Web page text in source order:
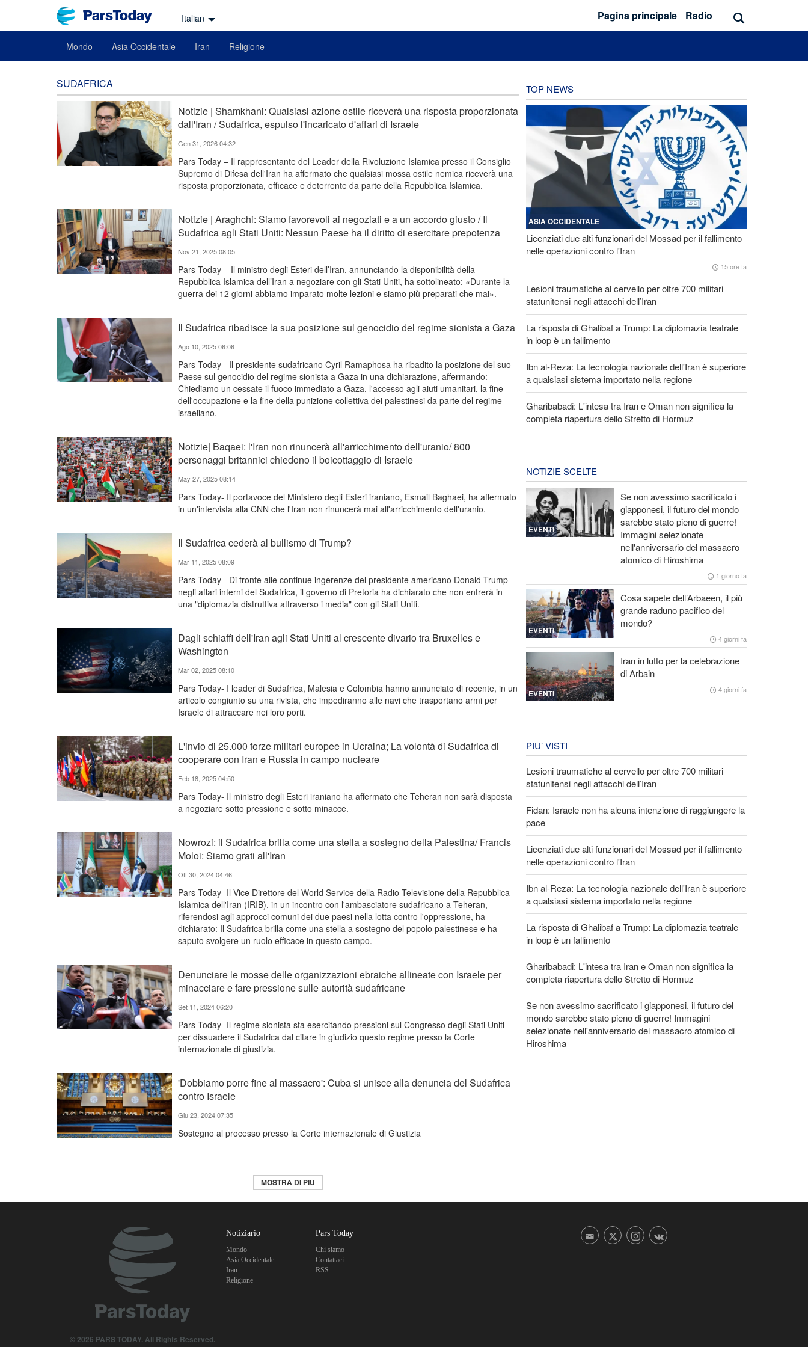
Italian Pagina principale Radio
Mondo Asia Occidentale Iran Religione
SUDAFRICA
Notizie | Shamkhani: Qualsiasi azione ostile riceverà una risposta proporzionata
dall'Iran / Sudafrica, espulso l'incaricato d'affari di Israele
Gen 31, 2026 04:32
Pars Today – Il rappresentante del Leader della Rivoluzione Islamica presso il Consiglio
Supremo di Difesa dell'Iran ha affermato che qualsiasi mossa ostile nemica riceverà una
risposta proporzionata, efficace e deterrente da parte della Repubblica Islamica.
Notizie | Araghchi: Siamo favorevoli ai negoziati e a un accordo giusto / Il
Sudafrica agli Stati Uniti: Nessun Paese ha il diritto di esercitare prepotenza
Nov 21, 2025 08:05
Pars Today – Il ministro degli Esteri dell’Iran, annunciando la disponibilità della
Repubblica Islamica dell’Iran a negoziare con gli Stati Uniti, ha sottolineato: «Durante la
guerra dei 12 giorni abbiamo imparato molte lezioni e siamo più preparati che mai».
Il Sudafrica ribadisce la sua posizione sul genocidio del regime sionista a Gaza
Ago 10, 2025 06:06
Pars Today - Il presidente sudafricano Cyril Ramaphosa ha ribadito la posizione del suo
Paese sul genocidio del regime sionista a Gaza in una dichiarazione, affermando:
Chiediamo un cessate il fuoco immediato a Gaza, l'accesso agli aiuti umanitari, la fine
dell'occupazione e la fine della punizione collettiva dei palestinesi da parte del regime
israeliano.
Notizie| Baqaei: l'Iran non rinuncerà all'arricchimento dell'uranio/ 800
personaggi britannici chiedono il boicottaggio di Israele
May 27, 2025 08:14
Pars Today- Il portavoce del Ministero degli Esteri iraniano, Esmail Baghaei, ha affermato
in un'intervista alla CNN che l'Iran non rinuncerà mai all'arricchimento dell'uranio.
Il Sudafrica cederà al bullismo di Trump?
Mar 11, 2025 08:09
Pars Today - Di fronte alle continue ingerenze del presidente americano Donald Trump
negli affari interni del Sudafrica, il governo di Pretoria ha dichiarato che non entrerà in
una "diplomazia distruttiva attraverso i media" con gli Stati Uniti.
Dagli schiaffi dell'Iran agli Stati Uniti al crescente divario tra Bruxelles e
Washington
Mar 02, 2025 08:10
Pars Today- I leader di Sudafrica, Malesia e Colombia hanno annunciato di recente, in un
articolo congiunto su una rivista, che impediranno alle navi che trasportano armi per
Israele di attraccare nei loro porti.
L'invio di 25.000 forze militari europee in Ucraina; La volontà di Sudafrica di
cooperare con Iran e Russia in campo nucleare
Feb 18, 2025 04:50
Pars Today- Il ministro degli Esteri iraniano ha affermato che Teheran non sarà disposta
a negoziare sotto pressione e sotto minacce.
Nowrozi: il Sudafrica brilla come una stella a sostegno della Palestina/ Francis
Moloi: Siamo grati all'Iran
Ott 30, 2024 04:46
Pars Today- Il Vice Direttore del World Service della Radio Televisione della Repubblica
Islamica dell'Iran (IRIB), in un incontro con l'ambasciatore sudafricano a Teheran,
riferendosi agli approcci comuni dei due paesi nella lotta contro l'oppressione, ha
dichiarato: Il Sudafrica brilla come una stella a sostegno del popolo palestinese e ha
saputo svolgere un ruolo efficace in questo campo.
Denunciare le mosse delle organizzazioni ebraiche allineate con Israele per
minacciare e fare pressione sulle autorità sudafricane
Set 11, 2024 06:20
Pars Today- Il regime sionista sta esercitando pressioni sul Congresso degli Stati Uniti
per dissuadere il Sudafrica dal citare in giudizio questo regime presso la Corte
internazionale di giustizia.
'Dobbiamo porre fine al massacro': Cuba si unisce alla denuncia del Sudafrica
contro Israele
Giu 23, 2024 07:35
Sostegno al processo presso la Corte internazionale di Giustizia
MOSTRA DI PIÙ
TOP NEWS
ASIA OCCIDENTALE
Licenziati due alti funzionari del Mossad per il fallimento
nelle operazioni contro l'Iran
15 ore fa
Lesioni traumatiche al cervello per oltre 700 militari
statunitensi negli attacchi dell’Iran
La risposta di Ghalibaf a Trump: La diplomazia teatrale
in loop è un fallimento
Ibn al-Reza: La tecnologia nazionale dell'Iran è superiore
a qualsiasi sistema importato nella regione
Gharibabadi: L'intesa tra Iran e Oman non significa la
completa riapertura dello Stretto di Hormuz
NOTIZIE SCELTE
EVENTI
Se non avessimo sacrificato i
giapponesi, il futuro del mondo
sarebbe stato pieno di guerre!
Immagini selezionate
nell'anniversario del massacro
atomico di Hiroshima
1 giorno fa
EVENTI
Cosa sapete dell’Arbaeen, il più
grande raduno pacifico del
mondo?
4 giorni fa
EVENTI
Iran in lutto per la celebrazione
di Arbain
4 giorni fa
PIU’ VISTI
Lesioni traumatiche al cervello per oltre 700 militari
statunitensi negli attacchi dell’Iran
Fidan: Israele non ha alcuna intenzione di raggiungere la
pace
Licenziati due alti funzionari del Mossad per il fallimento
nelle operazioni contro l'Iran
Ibn al-Reza: La tecnologia nazionale dell'Iran è superiore
a qualsiasi sistema importato nella regione
La risposta di Ghalibaf a Trump: La diplomazia teatrale
in loop è un fallimento
Gharibabadi: L'intesa tra Iran e Oman non significa la
completa riapertura dello Stretto di Hormuz
Se non avessimo sacrificato i giapponesi, il futuro del
mondo sarebbe stato pieno di guerre! Immagini
selezionate nell'anniversario del massacro atomico di
Hiroshima
© 2026 PARS TODAY. All Rights Reserved.
Notiziario
Mondo
Asia Occidentale
Iran
Religione
Pars Today
Chi siamo
Contattaci
RSS